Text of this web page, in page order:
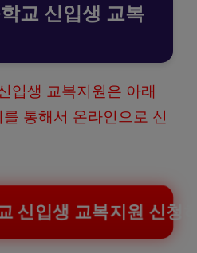
교 신입생 교복
입생 교복지원은 아래
통해서 온라인으로 신
신입생 교복지원 신청